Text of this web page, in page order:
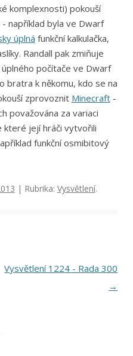
komplexnosti) pokouší
například byla ve Dwarf
úplná funkční kalkulačka,
Randall pak zmiňuje
počítače ve Dwarf
bratra k někomu, kdo se na
zprovoznit Minecraft-
považována za variaci
které její hráči vytvořili
funkční osmibitový
| Rubrika: Vysvětlení.
Vysvětlení 1224 - Rada 300
→